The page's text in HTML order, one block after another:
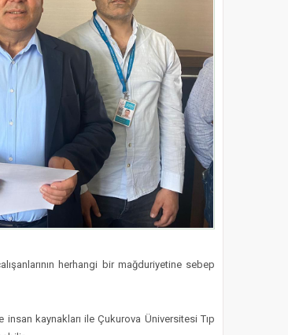
herhangi bir mağduriyetine sebep
kaynakları ile Çukurova Üniversitesi Tıp